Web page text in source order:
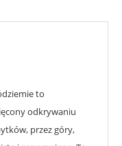
to
odkrywaniu
przez góry,